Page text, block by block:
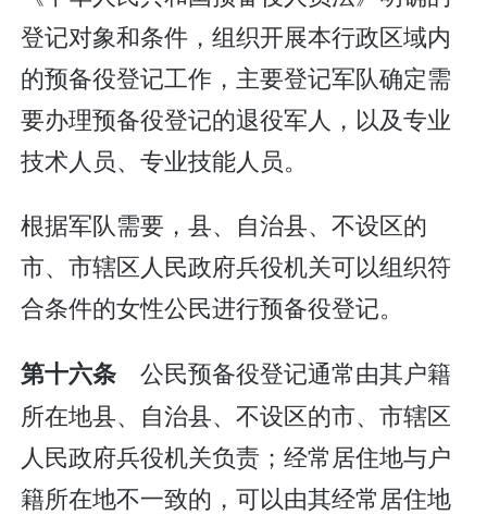
登记对象和条件，组织开展本行政区域内
的预备役登记工作，主要登记军队确定需
要办理预备役登记的退役军人，以及专业
技术人员、专业技能人员。
根据军队需要，县、自治县、不设区的
市、市辖区人民政府兵役机关可以组织符
合条件的女性公民进行预备役登记。
第十六条公民预备役登记通常由其户籍
所在地县、自治县、不设区的市、市辖区
人民政府兵役机关负责；经常居住地与户
籍所在地不一致的，可以由其经常居住地